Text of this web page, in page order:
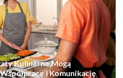
Kulinarne Mogą
i Komunikację